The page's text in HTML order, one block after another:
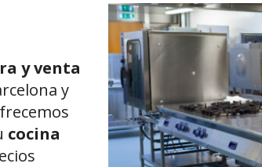
y venta
y
cocina